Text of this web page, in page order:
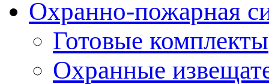
Охранно-пожарная
Готовые комплекты
Охранные